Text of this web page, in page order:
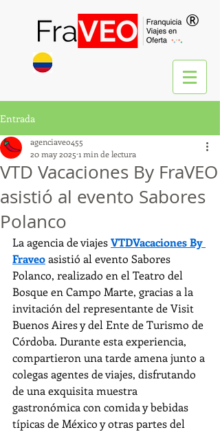
®
Entrada
VTD Vacaciones By FraVEO
asistió al evento Sabores
Polanco
agenciaveo455
20 may 2025 1 min de lectura
La agencia de viajes VTDVacaciones By
Fraveo asistió al evento Sabores
Polanco, realizado en el Teatro del
Bosque en Campo Marte, gracias a la
invitación del representante de Visit
Buenos Aires y del Ente de Turismo de
Córdoba. Durante esta experiencia,
compartieron una tarde amena junto a
colegas agentes de viajes, disfrutando
de una exquisita muestra
gastronómica con comida y bebidas
típicas de México y otras partes del